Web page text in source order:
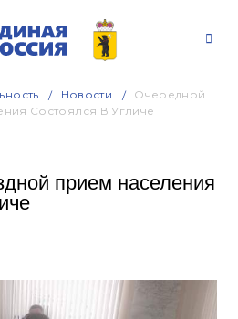
Новости
Очередной
Состоялся В Угличе
прием населения